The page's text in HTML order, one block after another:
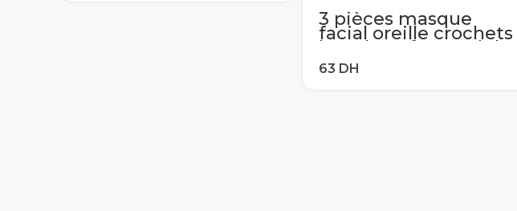
3 pièces masque
facial oreille crochets
boucle enfants adulte
réglable Protection
d’oreille anti-